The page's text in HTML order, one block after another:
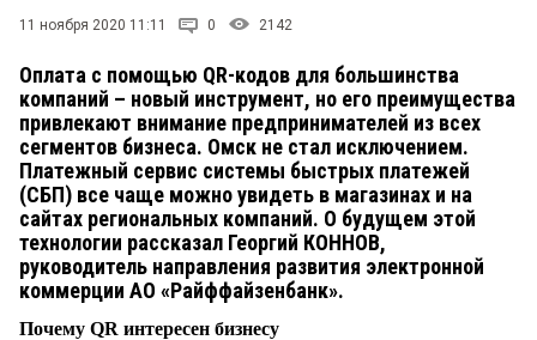
СТИЛЬ ЖИЗНИ
11 ноября 2020 11:11 0 2142
Оплата с помощью QR-кодов для большинства
компаний – новый инструмент, но его преимущества
привлекают внимание предпринимателей из всех
сегментов бизнеса. Омск не стал исключением.
Платежный сервис системы быстрых платежей
(СБП) все чаще можно увидеть в магазинах и на
сайтах региональных компаний. О будущем этой
технологии рассказал Георгий КОННОВ,
руководитель направления развития электронной
коммерции АО «Райффайзенбанк».
Почему QR интересен бизнесу